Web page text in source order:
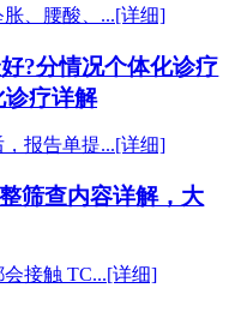
、腰酸、...[详细]
?分情况个体化诊疗
疗详解
报告单提...[详细]
筛查内容详解，大
接触 TC...[详细]